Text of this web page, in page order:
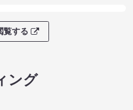
覧する
ング